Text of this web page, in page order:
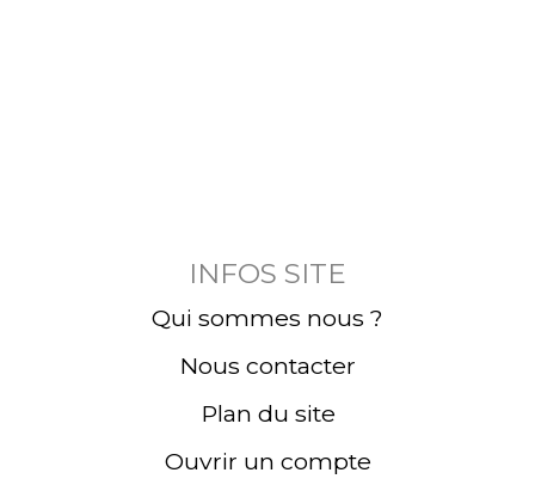
INFOS SITE
Qui sommes nous ?
Nous contacter
Plan du site
Ouvrir un compte